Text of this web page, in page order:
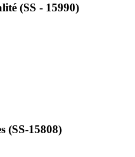
(SS - 15990)
(SS-15808)